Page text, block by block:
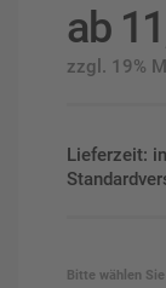
ab
zzgl. 19%
Lieferzeit:
Bitte wählen